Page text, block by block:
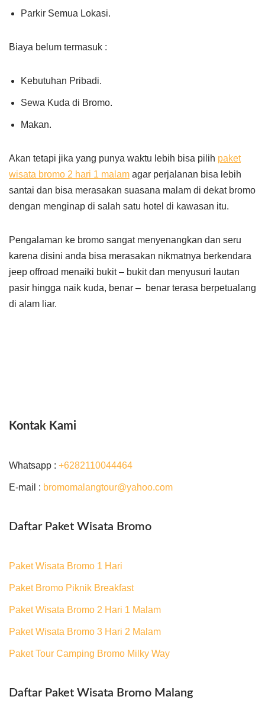
Parkir Semua Lokasi.
Biaya belum termasuk :
Kebutuhan Pribadi.
Sewa Kuda di Bromo.
Makan.
Akan tetapi jika yang punya waktu lebih bisa pilih paket
wisata bromo 2 hari 1 malam agar perjalanan bisa lebih
santai dan bisa merasakan suasana malam di dekat bromo
dengan menginap di salah satu hotel di kawasan itu.
Pengalaman ke bromo sangat menyenangkan dan seru
karena disini anda bisa merasakan nikmatnya berkendara
jeep offroad menaiki bukit – bukit dan menyusuri lautan
pasir hingga naik kuda, benar – benar terasa berpetualang
di alam liar.
Kontak Kami
Whatsapp : +6282110044464
E-mail : bromomalangtour@yahoo.com
Daftar Paket Wisata Bromo
Paket Wisata Bromo 1 Hari
Paket Bromo Piknik Breakfast
Paket Wisata Bromo 2 Hari 1 Malam
Paket Wisata Bromo 3 Hari 2 Malam
Paket Tour Camping Bromo Milky Way
Daftar Paket Wisata Bromo Malang